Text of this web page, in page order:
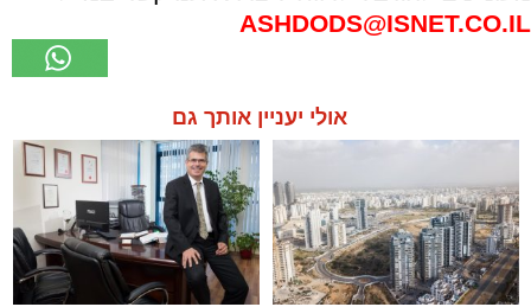
ASHDODS@ISNET.CO.IL
אולי יעניין אותך גם